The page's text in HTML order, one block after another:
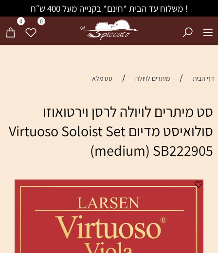
! משלוח עד הבית *חינם* בקנייה מעל 400 ש״ח
0 0
דף הבית / מיתרים לויולה / סט מלא
סט מיתרים לויולה לרסן וירטואוזו
סולואיסט מדיום Virtuoso Soloist Set
(medium) SB222905